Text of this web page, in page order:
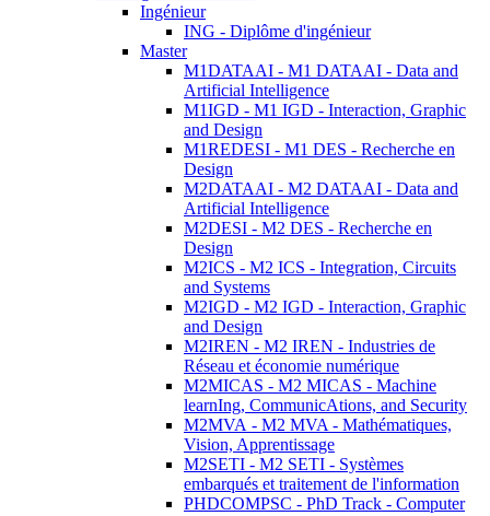
Ingénieur
ING - Diplôme d'ingénieur
Master
M1DATAAI - M1 DATAAI - Data and
Artificial Intelligence
M1IGD - M1 IGD - Interaction, Graphic
and Design
M1REDESI - M1 DES - Recherche en
Design
M2DATAAI - M2 DATAAI - Data and
Artificial Intelligence
M2DESI - M2 DES - Recherche en
Design
M2ICS - M2 ICS - Integration, Circuits
and Systems
M2IGD - M2 IGD - Interaction, Graphic
and Design
M2IREN - M2 IREN - Industries de
Réseau et économie numérique
M2MICAS - M2 MICAS - Machine
learnIng, CommunicAtions, and Security
M2MVA - M2 MVA - Mathématiques,
Vision, Apprentissage
M2SETI - M2 SETI - Systèmes
embarqués et traitement de l'information
PHDCOMPSC - PhD Track - Computer